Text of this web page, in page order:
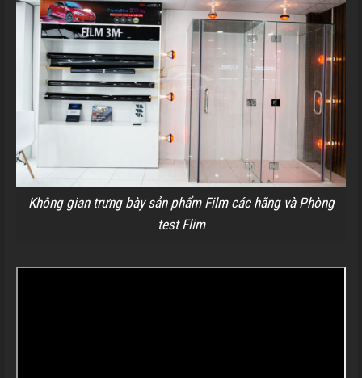
Không gian trưng bày sản phẩm Film các hãng và Phòng
test Flim